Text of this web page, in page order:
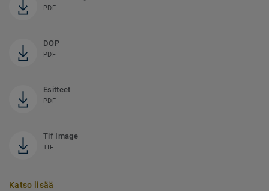
PDF
DOP
PDF
Esitteet
PDF
Tif Image
TIF
Katso lisää